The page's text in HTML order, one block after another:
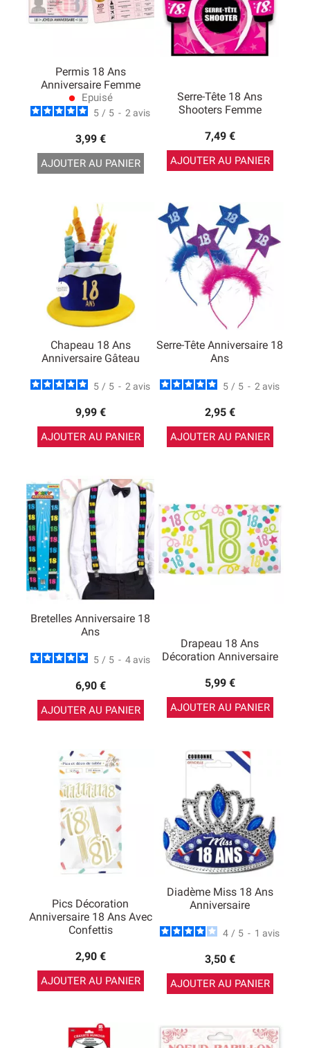
Permis 18 Ans
Anniversaire Femme
lens Epuisé
5 / 5 - 2 avis
3,99 €
AJOUTER AU PANIER
Serre-Tête 18 Ans
Shooters Femme
7,49 €
AJOUTER AU PANIER
Chapeau 18 Ans
Anniversaire Gâteau
5 / 5 - 2 avis
9,99 €
AJOUTER AU PANIER
Serre-Tête Anniversaire 18
Ans
5 / 5 - 2 avis
2,95 €
AJOUTER AU PANIER
Bretelles Anniversaire 18
Ans
5 / 5 - 4 avis
6,90 €
AJOUTER AU PANIER
Drapeau 18 Ans
Décoration Anniversaire
5,99 €
AJOUTER AU PANIER
Pics Décoration
Anniversaire 18 Ans Avec
Confettis
2,90 €
AJOUTER AU PANIER
Diadème Miss 18 Ans
Anniversaire
4 / 5 - 1 avis
3,50 €
AJOUTER AU PANIER